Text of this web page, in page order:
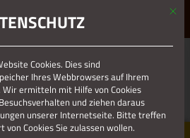
ERLEBE DICH. Mit
Cookies. Dies sind
Ihres Webbrowsers auf Ihrem
ermitteln mit Hilfe von Cookies
und ziehen daraus
unserer Internetseite. Bitte treffen
von Cookies Sie zulassen wollen.